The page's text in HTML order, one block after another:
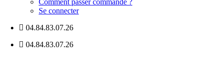
Comment passer commande ?
Se connecter
04.84.83.07.26
04.84.83.07.26